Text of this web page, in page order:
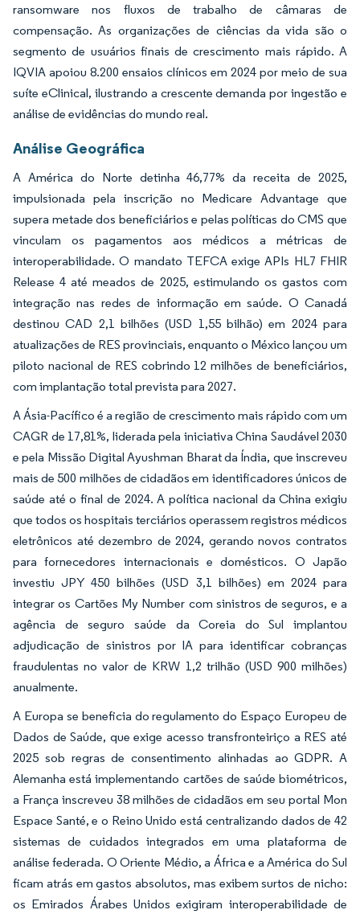
ransomware nos fluxos de trabalho de câmaras de
compensação. As organizações de ciências da vida são o
segmento de usuários finais de crescimento mais rápido. A
IQVIA apoiou 8.200 ensaios clínicos em 2024 por meio de sua
suíte eClinical, ilustrando a crescente demanda por ingestão e
análise de evidências do mundo real.
Análise Geográfica
A América do Norte detinha 46,77% da receita de 2025,
impulsionada pela inscrição no Medicare Advantage que
supera metade dos beneficiários e pelas políticas do CMS que
vinculam os pagamentos aos médicos a métricas de
interoperabilidade. O mandato TEFCA exige APIs HL7 FHIR
Release 4 até meados de 2025, estimulando os gastos com
integração nas redes de informação em saúde. O Canadá
destinou CAD 2,1 bilhões (USD 1,55 bilhão) em 2024 para
atualizações de RES provinciais, enquanto o México lançou um
piloto nacional de RES cobrindo 12 milhões de beneficiários,
com implantação total prevista para 2027.
A Ásia-Pacífico é a região de crescimento mais rápido com um
CAGR de 17,81%, liderada pela iniciativa China Saudável 2030
e pela Missão Digital Ayushman Bharat da Índia, que inscreveu
mais de 500 milhões de cidadãos em identificadores únicos de
saúde até o final de 2024. A política nacional da China exigiu
que todos os hospitais terciários operassem registros médicos
eletrônicos até dezembro de 2024, gerando novos contratos
para fornecedores internacionais e domésticos. O Japão
investiu JPY 450 bilhões (USD 3,1 bilhões) em 2024 para
integrar os Cartões My Number com sinistros de seguros, e a
agência de seguro saúde da Coreia do Sul implantou
adjudicação de sinistros por IA para identificar cobranças
fraudulentas no valor de KRW 1,2 trilhão (USD 900 milhões)
anualmente.
A Europa se beneficia do regulamento do Espaço Europeu de
Dados de Saúde, que exige acesso transfronteiriço a RES até
2025 sob regras de consentimento alinhadas ao GDPR. A
Alemanha está implementando cartões de saúde biométricos,
a França inscreveu 38 milhões de cidadãos em seu portal Mon
Espace Santé, e o Reino Unido está centralizando dados de 42
sistemas de cuidados integrados em uma plataforma de
análise federada. O Oriente Médio, a África e a América do Sul
ficam atrás em gastos absolutos, mas exibem surtos de nicho:
os Emirados Árabes Unidos exigiram interoperabilidade de